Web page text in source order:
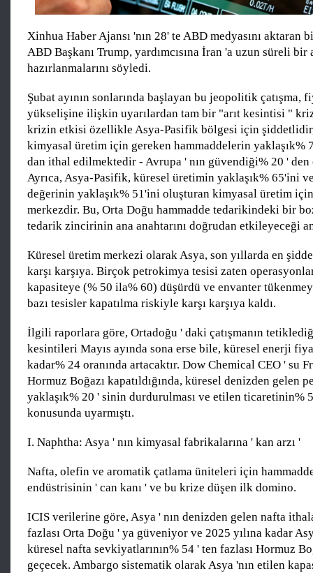
Xinhua Haber Ajansı 'nın 28' te ABD medyasını aktaran
ABD Başkanı Trump, yardımcısına İran 'a uzun süreli bir
hazırlanmalarını söyledi.
Şubat ayının sonlarında başlayan bu jeopolitik çatışma,
yükselişine ilişkin uyarılardan tam bir "arıt kesintisi "
krizin etkisi özellikle Asya-Pasifik bölgesi için
kimyasal üretim için gereken hammaddelerin yaklaşık%
dan ithal edilmektedir - Avrupa ' nın güvendiği% 20 ' den
Ayrıca, Asya-Pasifik, küresel üretimin yaklaşık% 65'ini
değerinin yaklaşık% 51'ini oluşturan kimyasal üretim
merkezdir. Bu, Orta Doğu hammadde tedarikindeki bir
tedarik zincirinin ana anahtarını doğrudan etkileyeceği
Küresel üretim merkezi olarak Asya, son yıllarda en
karşı karşıya. Birçok petrokimya tesisi zaten
kapasiteye (% 50 ila% 60) düşürdü ve envanter
bazı tesisler kapatılma riskiyle karşı karşıya kaldı.
İlgili raporlara göre, Ortadoğu ' daki çatışmanın
kesintileri Mayıs ayında sona erse bile, küresel enerji
kadar% 24 oranında artacaktır. Dow Chemical CEO ' su
Hormuz Boğazı kapatıldığında, küresel denizden gelen
yaklaşık% 20 ' sinin durdurulması ve etilen ticaretinin%
konusunda uyarmıştı.
I. Naphtha: Asya ' nın kimyasal fabrikalarına ' kan arzı '
Nafta, olefin ve aromatik çatlama üniteleri için
endüstrisinin ' can kanı ' ve bu krize düşen ilk domino.
ICIS verilerine göre, Asya ' nın denizden gelen nafta
fazlası Orta Doğu ' ya güveniyor ve 2025 yılına kadar
küresel nafta sevkiyatlarının% 54 ' ten fazlası Hormuz
geçecek. Ambargo sistematik olarak Asya 'nın etilen